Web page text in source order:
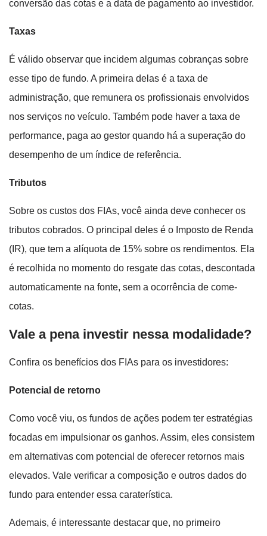
conversão das cotas e a data de pagamento ao investidor.
Taxas
É válido observar que incidem algumas cobranças sobre
esse tipo de fundo. A primeira delas é a taxa de
administração, que remunera os profissionais envolvidos
nos serviços no veículo. Também pode haver a taxa de
performance, paga ao gestor quando há a superação do
desempenho de um índice de referência.
Tributos
Sobre os custos dos FIAs, você ainda deve conhecer os
tributos cobrados. O principal deles é o Imposto de Renda
(IR), que tem a alíquota de 15% sobre os rendimentos. Ela
é recolhida no momento do resgate das cotas, descontada
automaticamente na fonte, sem a ocorrência de come-
cotas.
Vale a pena investir nessa modalidade?
Confira os benefícios dos FIAs para os investidores:
Potencial de retorno
Como você viu, os fundos de ações podem ter estratégias
focadas em impulsionar os ganhos. Assim, eles consistem
em alternativas com potencial de oferecer retornos mais
elevados. Vale verificar a composição e outros dados do
fundo para entender essa caraterística.
Ademais, é interessante destacar que, no primeiro